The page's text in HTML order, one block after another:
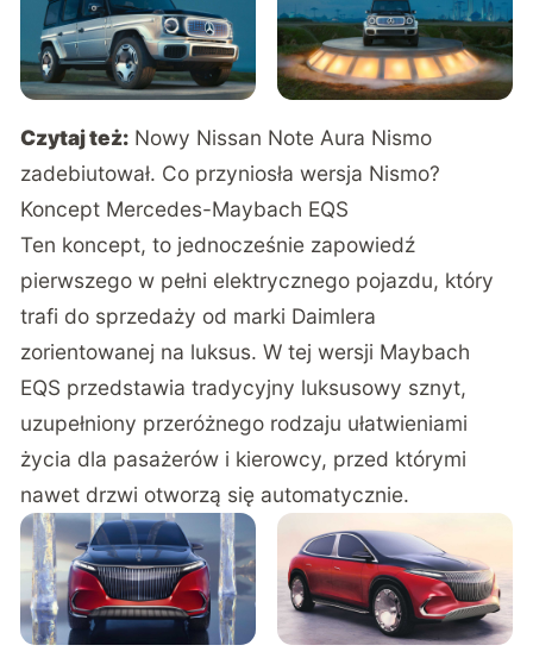
Czytaj też: Nowy Nissan Note Aura Nismo
zadebiutował. Co przyniosła wersja Nismo?
Koncept Mercedes-Maybach EQS
Ten koncept, to jednocześnie zapowiedź
pierwszego w pełni elektrycznego pojazdu, który
trafi do sprzedaży od marki Daimlera
zorientowanej na luksus. W tej wersji Maybach
EQS przedstawia tradycyjny luksusowy sznyt,
uzupełniony przeróżnego rodzaju ułatwieniami
życia dla pasażerów i kierowcy, przed którymi
nawet drzwi otworzą się automatycznie.